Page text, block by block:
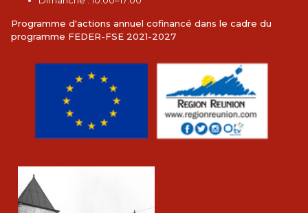
Programme d'actions annuel cofinancé dans le cadre du
programme FEDER-FSE 2021-2027